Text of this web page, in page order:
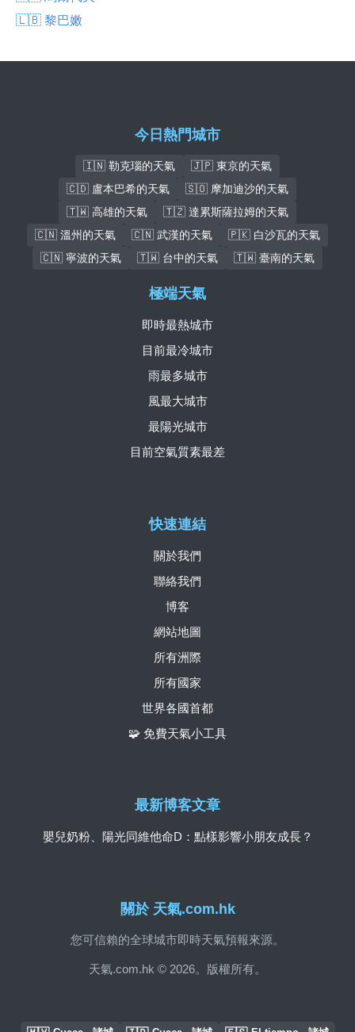
🇱🇧 黎巴嫩
今日熱門城市
🇮🇳 勒克瑙的天氣
🇯🇵 東京的天氣
🇨🇩 盧本巴希的天氣
🇸🇴 摩加迪沙的天氣
🇹🇼 高雄的天氣
🇹🇿 達累斯薩拉姆的天氣
🇨🇳 溫州的天氣
🇨🇳 武漢的天氣
🇵🇰 白沙瓦的天氣
🇨🇳 寧波的天氣
🇹🇼 台中的天氣 🇹🇼 臺南的天氣
關於 天氣.com.hk
您可信賴的全球城市即時天氣預報來源。
天氣.com.hk © 2026。版權所有。
快速連結
關於我們
聯絡我們
博客
網站地圖
所有洲際
所有國家
世界各國首都
🧩 免費天氣小工具
極端天氣
即時最熱城市
目前最冷城市
雨最多城市
風最大城市
最陽光城市
目前空氣質素最差
最新博客文章
嬰兒奶粉、陽光同維他命D：點樣影響小朋友成長？